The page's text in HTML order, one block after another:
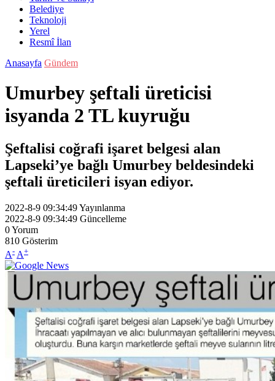
Belediye
Teknoloji
Yerel
Resmî İlan
Anasayfa Gündem
Umurbey şeftali üreticisi
isyanda 2 TL kuyruğu
Şeftalisi coğrafi işaret belgesi alan
Lapseki’ye bağlı Umurbey beldesindeki
şeftali üreticileri isyan ediyor.
2022-8-9 09:34:49Yayınlanma
2022-8-9 09:34:49 Güncelleme
0Yorum
810 Gösterim
A- A+